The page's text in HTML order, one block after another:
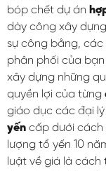
bóp chết dự án
dày công xây
sự công bằng,
phân phối của
xây dựng những
quyền lợi của từng
giáo dục các đại
yến cấp dưới
lượng tổ yến 10
luật về giá là cách